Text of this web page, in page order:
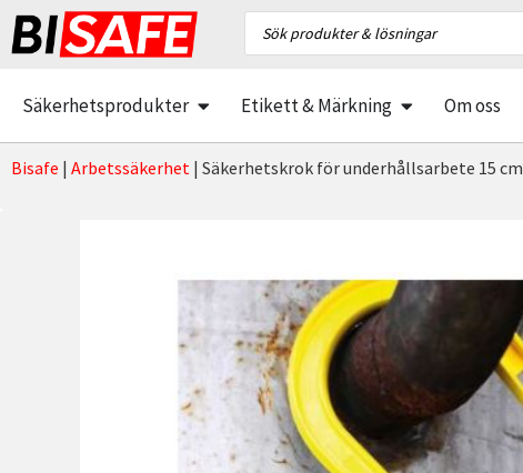
Säkerhetsprodukter Etikett & Märkning Om oss
Bisafe | Arbetssäkerhet | Säkerhetskrok för underhållsarbete 15 cm